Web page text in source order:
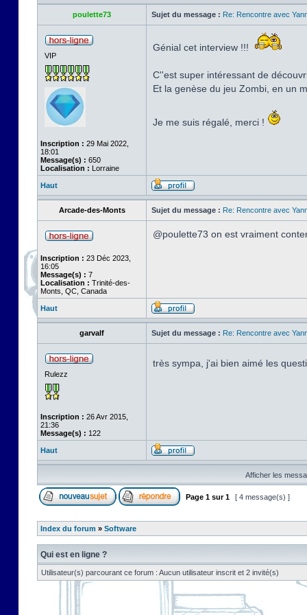
poulette73 Sujet du message : Re: Rencontre avec
VIP
Inscription : 29 Mai 2022,
18:01
Message(s) : 650
Localisation : Lorraine
Génial cet interview !!!
C''est super intéressant de
Et la genèse du jeu Zombi, en un
Je me suis régalé, merci !
Haut
Arcade-des-Monts Sujet du message : Re: Rencontre avec
Inscription : 23 Déc 2023,
16:05
Message(s) : 7
Localisation : Trinité-des-
Monts, QC, Canada
@poulette73 on est vraiment
Haut
garvalf Sujet du message : Re: Rencontre avec
Rulezz
Inscription : 26 Avr 2015,
21:36
Message(s) : 122
très sympa, j'ai bien aimé les
Haut
Afficher les
Page 1 sur1 [ 4 message(s) ]
Index du forum » Software
Qui est en ligne ?
Utilisateur(s) parcourant ce forum : Aucun utilisateur inscrit et 2 invité(s)